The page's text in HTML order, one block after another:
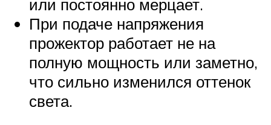
или постоянно мерцает.
При подаче напряжения
прожектор работает не на
полную мощность или заметно,
что сильно изменился оттенок
света.